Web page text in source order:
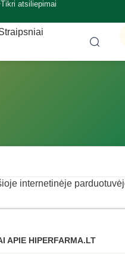
Tikri atsiliepimai
internetinėje
APIE HIPERFARMA.LT